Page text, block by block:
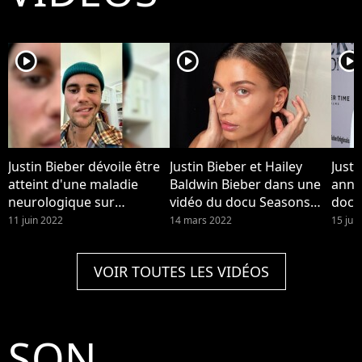
player2
Justin Bieber dévoile être
atteint d'une maladie
neurologique sur
Instagram le vendredi 10
11 juin 2022
player2
Justin Bieber et Hailey
Baldwin Bieber dans une
vidéo du docu Seasons
dispo sur YouTube. Hailey
après un caillot cérébral,
avec des symptômes
similaires à un AVC, elle
14 mars 2022
player2
15
VOIR TOUTES LES VIDÉOS